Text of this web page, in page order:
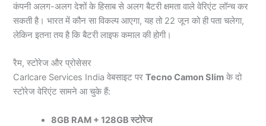
कंपनी अलग-अलग देशों के हिसाब से अलग बैटरी क्षमता वाले वेरिएंट लॉन्च कर
सकती है। भारत में कौन सा विकल्प आएगा, यह तो 22 जून को ही पता चलेगा,
लेकिन इतना तय है कि बैटरी लाइफ कमाल की होगी।
रैम, स्टोरेज और प्रोसेसर
Carlcare Services India वेबसाइट परTecno Camon Slim के दो
स्टोरेज वेरिएंट सामने आ चुके हैं:
8GB RAM + 128GB स्टोरेज